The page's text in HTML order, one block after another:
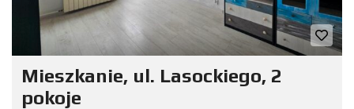
Mieszkanie, ul. Lasockiego, 2
pokoje